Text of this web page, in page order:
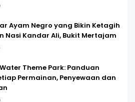
Ayam Negro yang Bikin Ketagih
Nasi Kandar Ali, Bukit Mertajam
Theme Park: Panduan
Permainan, Penyewaan dan